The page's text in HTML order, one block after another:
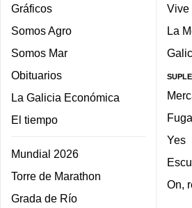
Gráficos
Somos Agro
Somos Mar
Obituarios
La Galicia Económica
El tiempo
Mundial 2026
Torre de Marathon
Grada de Río
Vive
La
Yes
On,